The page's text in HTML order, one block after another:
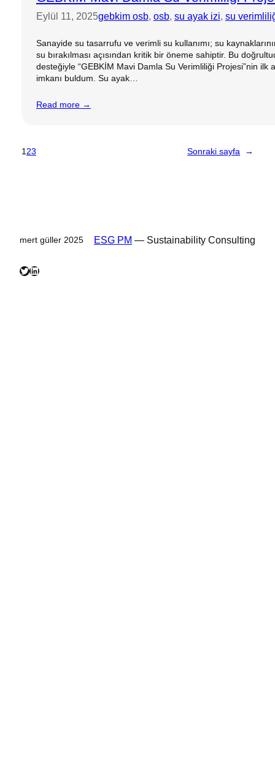
Eylül 11, 2025gebkim osb, osb, su ayak izi, su
Sanayide su tasarrufu ve verimli su kullanımı; su
su bırakılması açısından kritik bir öneme sahiptir. Bu
desteğiyle “GEBKİM Mavi Damla Su Verimliliği Projesi”nin ilk
imkanı buldum. Su ayak…
Read more →
123 Sonraki sayfa →
mert güller 2025 ESG PM — Sustainability Consulting
Twitter
LinkedIn